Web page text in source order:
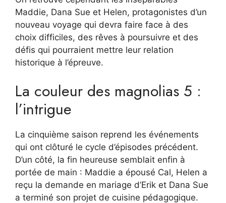
Maddie, Dana Sue et Helen, protagonistes d’un
nouveau voyage qui devra faire face à des
choix difficiles, des rêves à poursuivre et des
défis qui pourraient mettre leur relation
historique à l’épreuve.
La couleur des magnolias 5 :
l’intrigue
La cinquième saison reprend les événements
qui ont clôturé le cycle d’épisodes précédent.
D’un côté, la fin heureuse semblait enfin à
portée de main : Maddie a épousé Cal, Helen a
reçu la demande en mariage d’Erik et Dana Sue
a terminé son projet de cuisine pédagogique.